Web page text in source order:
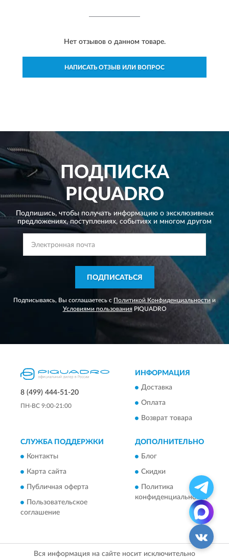
Нет отзывов о данном товаре.
НАПИСАТЬ ОТЗЫВ ИЛИ ВОПРОС
ПОДПИСКА
PIQUADRO
Подпишись, чтобы получать информацию о эксклюзивных
предложениях,поступлениях, событиях и многом другом
ПОДПИСАТЬСЯ
Подписываясь, Вы соглашаетесь с Политикой Конфиденциальности и
Условиями пользованияPIQUADRO
8 (499) 444-51-20
ПН-ВС 9:00-21:00
ИНФОРМАЦИЯ
Доставка
Оплата
Возврат товара
СЛУЖБА ПОДДЕРЖКИ
Контакты
Карта сайта
Публичная оферта
Пользовательское
соглашение
ДОПОЛНИТЕЛЬНО
Блог
Скидки
Политика
конфиденциальности
Вся информация на сайте носит исключительно